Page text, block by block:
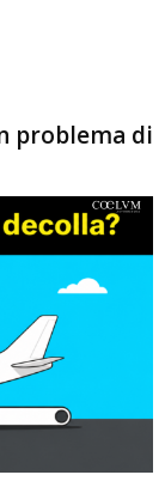
problema di